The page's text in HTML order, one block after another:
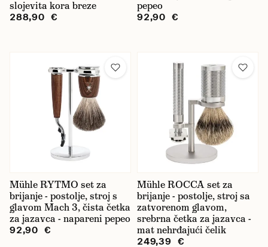
slojevita kora breze
288,90 €
pepeo
92,90 €
Mühle RYTMO set za
brijanje - postolje, stroj s
glavom Mach 3, čista četka
za jazavca - napareni pepeo
92,90 €
Mühle ROCCA set za
brijanje - postolje, stroj sa
zatvorenom glavom,
srebrna četka za jazavca -
mat nehrđajući čelik
249,39 €